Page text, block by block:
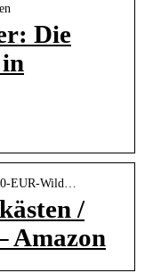
Die
EUR-Wild…
/
Amazon